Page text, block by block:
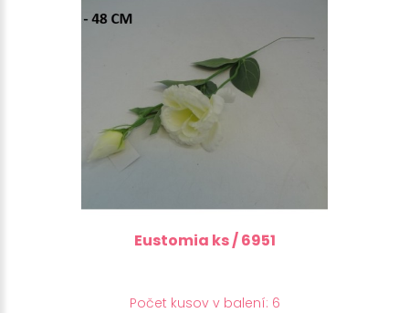
Eustomia ks / 6951
Počet kusov v balení: 6